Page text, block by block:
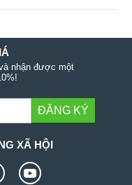
nhận được một
ĐĂNG KÝ
XÃ HỘI